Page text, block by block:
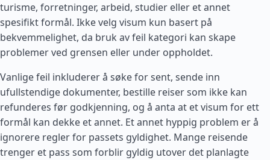
turisme, forretninger, arbeid, studier eller et annet
spesifikt formål. Ikke velg visum kun basert på
bekvemmelighet, da bruk av feil kategori kan skape
problemer ved grensen eller under oppholdet.
Vanlige feil inkluderer å søke for sent, sende inn
ufullstendige dokumenter, bestille reiser som ikke kan
refunderes før godkjenning, og å anta at et visum for ett
formål kan dekke et annet. Et annet hyppig problem er å
ignorere regler for passets gyldighet. Mange reisende
trenger et pass som forblir gyldig utover det planlagte